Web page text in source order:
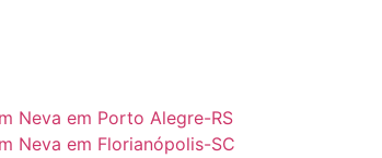
Neva em Porto Alegre-RS
Neva em Florianópolis-SC